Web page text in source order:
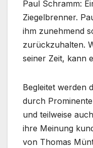
Paul Schramm:
Ziegelbrenner.
ihm zunehmend
zurückzuhalten.
seiner Zeit, kann
Begleitet werden
durch
und teilweise
ihre Meinung
von Thomas